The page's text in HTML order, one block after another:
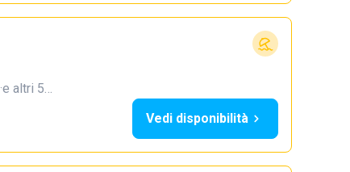
·e altri 5…
Vedi disponibilità